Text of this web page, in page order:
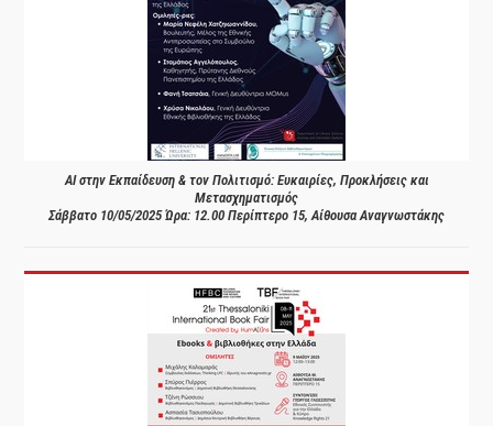
AI στην Εκπαίδευση & τον Πολιτισμό: Ευκαιρίες, Προκλήσεις και
Μετασχηματισμός
Σάββατο 10/05/2025 Ώρα: 12.00 Περίπτερο 15, Αίθουσα Αναγνωστάκης